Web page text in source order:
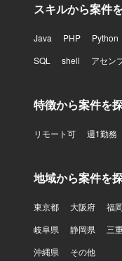
スキルから案件
Java PHP Python
SQL
shell アセン
特徴から案件を
リモート可 週1勤務
地域から案件を
東京都 大阪府 福
岐阜県
静岡県 三
沖縄県
その他